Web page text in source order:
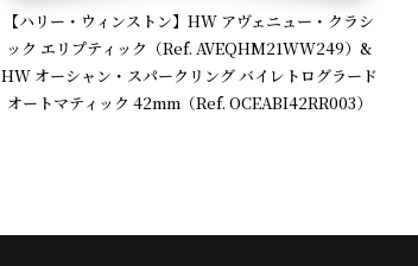
【ハリー・ウィンストン】HW アヴェニュー・クラシ
ック エリプティック（Ref. AVEQHM21WW249）&
HW オーシャン・スパークリング バイレトログラード
オートマティック 42mm（Ref. OCEABI42RR003）